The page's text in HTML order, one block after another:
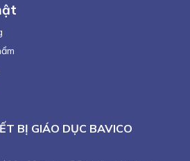
BỊ GIÁO DỤC BAVICO